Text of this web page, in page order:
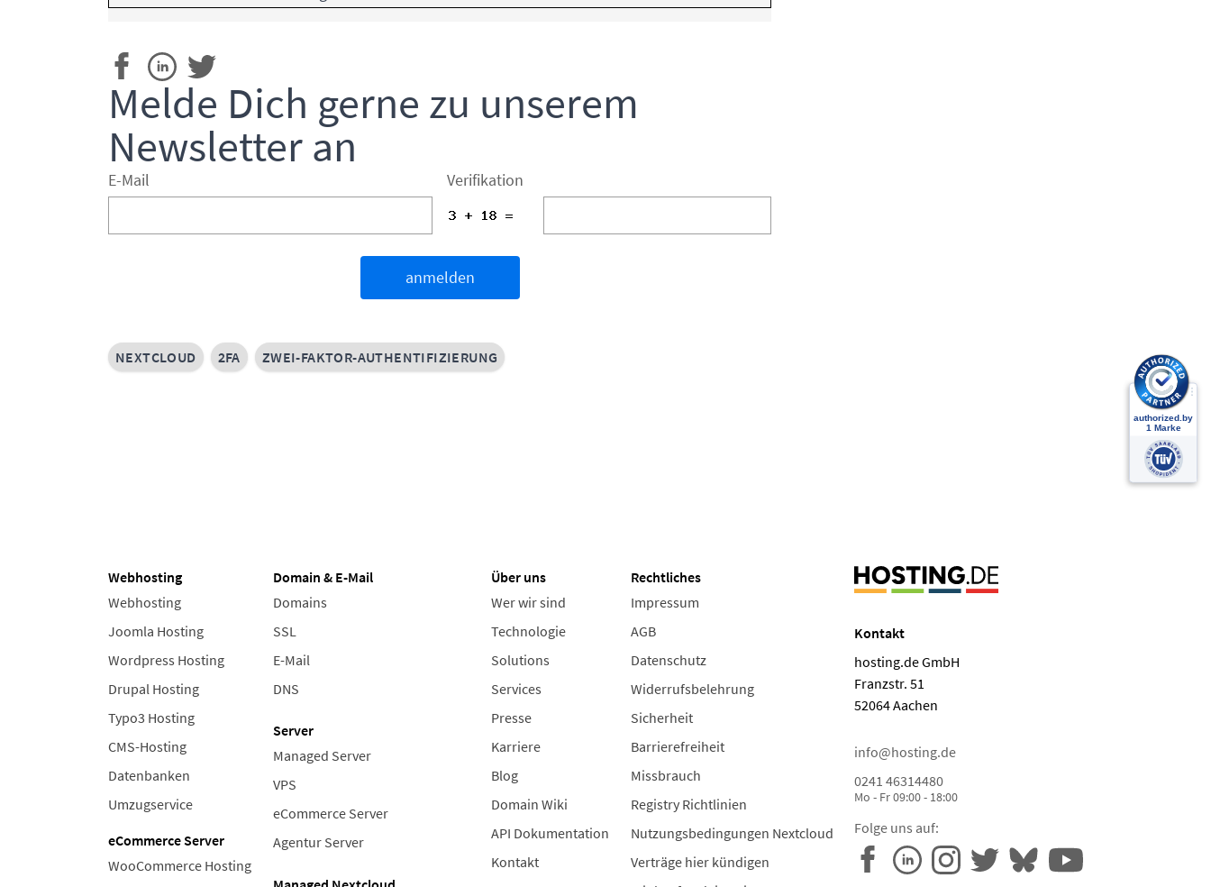
Melde Dich gerne zu unserem
Newsletter an
E-Mail Verifikation
anmelden
NEXTCLOUD 2FA ZWEI-FAKTOR-AUTHENTIFIZIERUNG
Webhosting
Webhosting
Joomla Hosting
Wordpress Hosting
Drupal Hosting
Typo3 Hosting
CMS-Hosting
Datenbanken
Umzugservice
eCommerce Server
WooCommerce Hosting
Domain & E-Mail
Domains
SSL
E-Mail
DNS
Server
Managed Server
VPS
eCommerce Server
Agentur Server
Über uns
Wer wir sind
Technologie
Solutions
Services
Presse
Karriere
Blog
Domain Wiki
API Dokumentation
Kontakt
Rechtliches
Impressum
AGB
Datenschutz
Widerrufsbelehrung
Sicherheit
Barrierefreiheit
Missbrauch
Registry Richtlinien
Nutzungsbedingungen Nextcloud
Verträge hier kündigen
Kontakt
hosting.de GmbH
Franzstr. 51
52064 Aachen
info@hosting.de
0241 46314480
Mo - Fr 09:00 - 18:00
Folge uns auf: